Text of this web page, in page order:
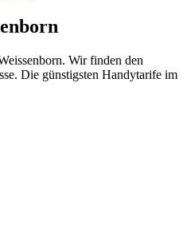
Wir finden den
Die günstigsten Handytarife im